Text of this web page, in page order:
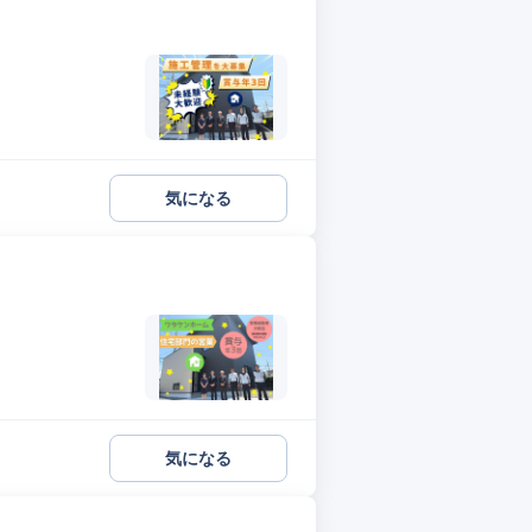
気になる
気になる